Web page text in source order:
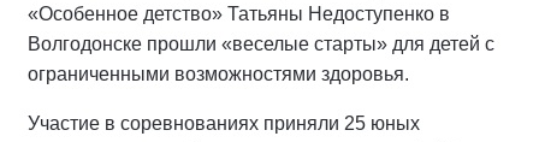
«Особенное детство» Татьяны Недоступенко в
Волгодонске прошли «веселые старты» для детей с
ограниченными возможностями здоровья.
Участие в соревнованиях приняли 25 юных